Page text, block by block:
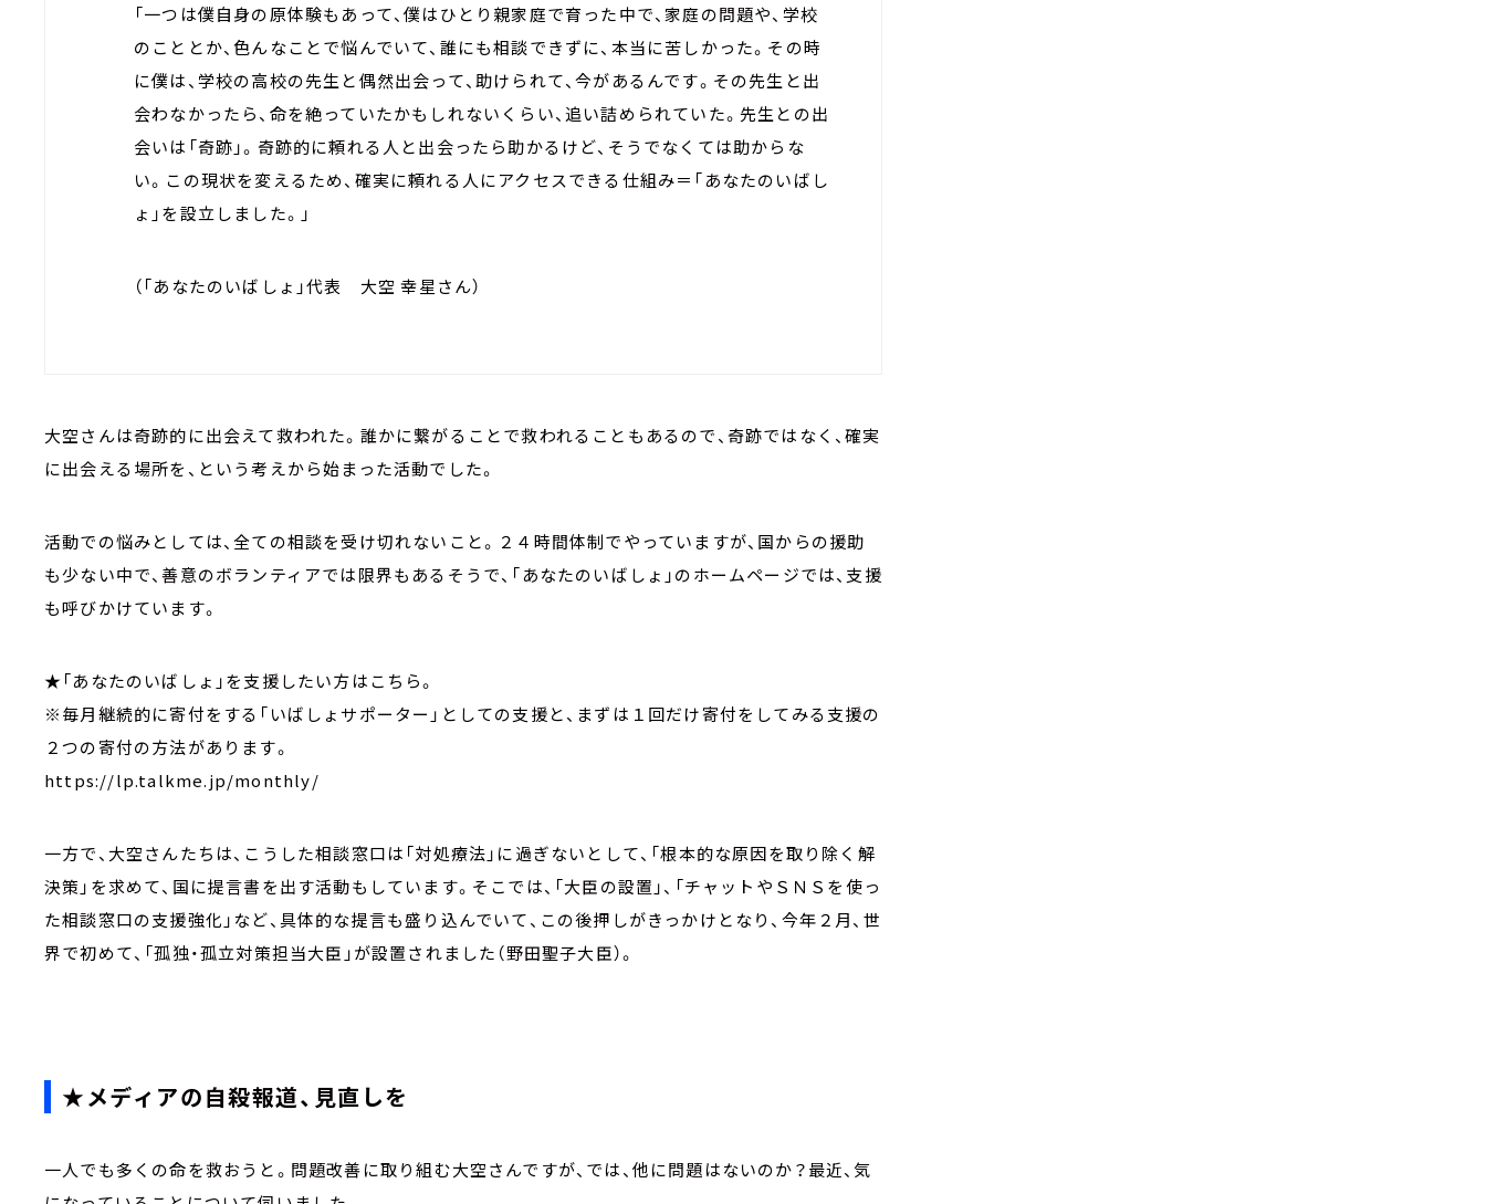
「一つは僕自身の原体験もあって、僕はひとり親家庭で育った中で、家庭の問題や、学校
のこととか、色んなことで悩んでいて、誰にも相談できずに、本当に苦しかった。その時
に僕は、学校の高校の先生と偶然出会って、助けられて、今があるんです。その先生と出
会わなかったら、命を絶っていたかもしれないくらい、追い詰められていた。先生との出
会いは「奇跡」。奇跡的に頼れる人と出会ったら助かるけど、そうでなくては助からな
い。この現状を変えるため、確実に頼れる人にアクセスできる仕組み＝「あなたのいばし
ょ」を設立しました。」
（「あなたのいばしょ」代表 大空 幸星さん）
大空さんは奇跡的に出会えて救われた。誰かに繋がることで救われることもあるので、奇跡ではなく、確実
に出会える場所を、という考えから始まった活動でした。
活動での悩みとしては、全ての相談を受け切れないこと。２４時間体制でやっていますが、国からの援助
も少ない中で、善意のボランティアでは限界もあるそうで、「あなたのいばしょ」のホームページでは、支援
も呼びかけています。
★「あなたのいばしょ」を支援したい方はこちら。
※毎月継続的に寄付をする「いばしょサポーター」としての支援と、まずは１回だけ寄付をしてみる支援の
２つの寄付の方法があります。
https://lp.talkme.jp/monthly/
一方で、大空さんたちは、こうした相談窓口は「対処療法」に過ぎないとして、「根本的な原因を取り除く解
決策」を求めて、国に提言書を出す活動もしています。そこでは、「大臣の設置」、「チャットやＳＮＳを使っ
た相談窓口の支援強化」など、具体的な提言も盛り込んでいて、この後押しがきっかけとなり、今年２月、世
界で初めて、「孤独・孤立対策担当大臣」が設置されました（野田聖子大臣）。
★メディアの自殺報道、見直しを
一人でも多くの命を救おうと。問題改善に取り組む大空さんですが、では、他に問題はないのか？最近、気